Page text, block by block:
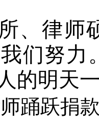
、律师
们努力
的明天
踊跃捐